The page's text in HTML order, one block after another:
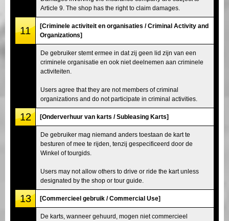
Article 9. The shop has the right to claim damages.
11
[Criminele activiteit en organisaties / Criminal Activity and
Organizations]
De gebruiker stemt ermee in dat zij geen lid zijn van een
criminele organisatie en ook niet deelnemen aan criminele
activiteiten.
Users agree that they are not members of criminal
organizations and do not participate in criminal activities.
12 [Onderverhuur van karts / Subleasing Karts]
De gebruiker mag niemand anders toestaan de kart te
besturen of mee te rijden, tenzij gespecificeerd door de
Winkel of tourgids.
Users may not allow others to drive or ride the kart unless
designated by the shop or tour guide.
13 [Commercieel gebruik / Commercial Use]
De karts, wanneer gehuurd, mogen niet commercieel